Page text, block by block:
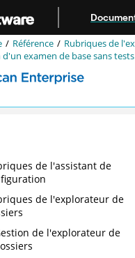
Référence Rubriques de
examen de base sans
pratiques
des risques d'application
de l'assistant de
de l'explorateur de
de l'explorateur de